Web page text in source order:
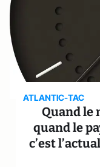
ATLANTIC-TAC
Quand le
quand le
c’est